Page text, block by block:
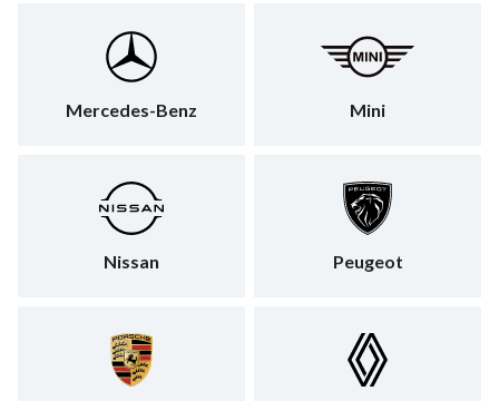
Mercedes-Benz Mini
Nissan Peugeot